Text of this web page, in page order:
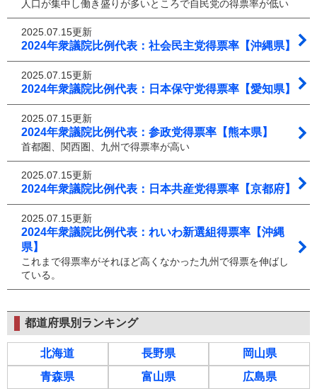
人口が集中し働き盛りが多いところで自民党の得票率が低い
2025.07.15更新
2024年衆議院比例代表：社会民主党得票率【沖縄県】
2025.07.15更新
2024年衆議院比例代表：日本保守党得票率【愛知県】
2025.07.15更新
2024年衆議院比例代表：参政党得票率【熊本県】
首都圏、関西圏、九州で得票率が高い
2025.07.15更新
2024年衆議院比例代表：日本共産党得票率【京都府】
2025.07.15更新
2024年衆議院比例代表：れいわ新選組得票率【沖縄
県】
これまで得票率がそれほど高くなかった九州で得票を伸ばし
ている。
都道府県別ランキング
北海道
青森県
長野県
富山県
岡山県
広島県